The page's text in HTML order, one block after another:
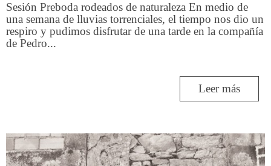
Sesión Preboda rodeados de naturaleza En medio de
una semana de lluvias torrenciales, el tiempo nos dio un
respiro y pudimos disfrutar de una tarde en la compañía
de Pedro...
Leer más